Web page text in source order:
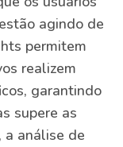
agindo de
permitem
realizem
garantindo
supere as
a análise de